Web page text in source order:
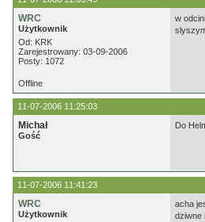
WRC
Użytkownik
Od: KRK
Zarejestrowany: 03-09-2006
Posty: 1072
w
Offline
11-07-2006 11:25:03
Michał
Gość
Do
11-07-2006 11:41:23
WRC
Użytkownik
acha
dziwne